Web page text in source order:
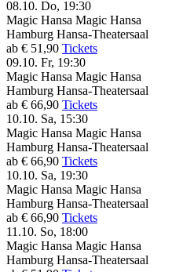
08.10. Do, 19:30
Magic Hansa Magic Hansa
Hamburg Hansa-Theatersaal
ab € 51,90 Tickets
09.10. Fr, 19:30
Magic Hansa Magic Hansa
Hamburg Hansa-Theatersaal
ab € 66,90 Tickets
10.10. Sa, 15:30
Magic Hansa Magic Hansa
Hamburg Hansa-Theatersaal
ab € 66,90 Tickets
10.10. Sa, 19:30
Magic Hansa Magic Hansa
Hamburg Hansa-Theatersaal
ab € 66,90 Tickets
11.10. So, 18:00
Magic Hansa Magic Hansa
Hamburg Hansa-Theatersaal